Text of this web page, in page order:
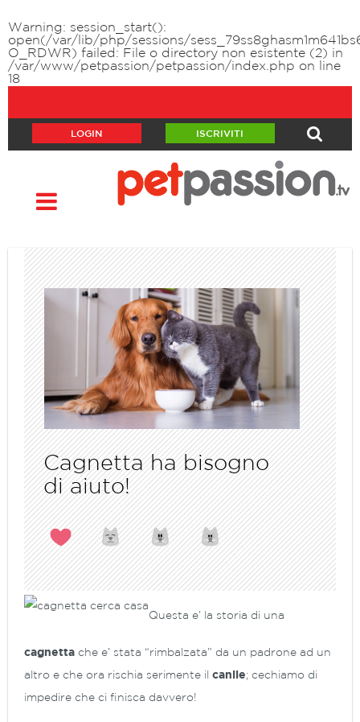
Warning : session_start():
open(/var/lib/php/sessions/
O_RDWR) failed: File o directory non esistente (2) in
/var/www/petpassion/petpassion/index.php on line
18
LOGIN ISCRIVITI
Cagnetta ha bisogno
di aiuto!
Questa e’ la storia di una
cagnetta che e’ stata “rimbalzata” da un padrone ad un
altro e che ora rischia serimente il canile; cechiamo di
impedire che ci finisca davvero!